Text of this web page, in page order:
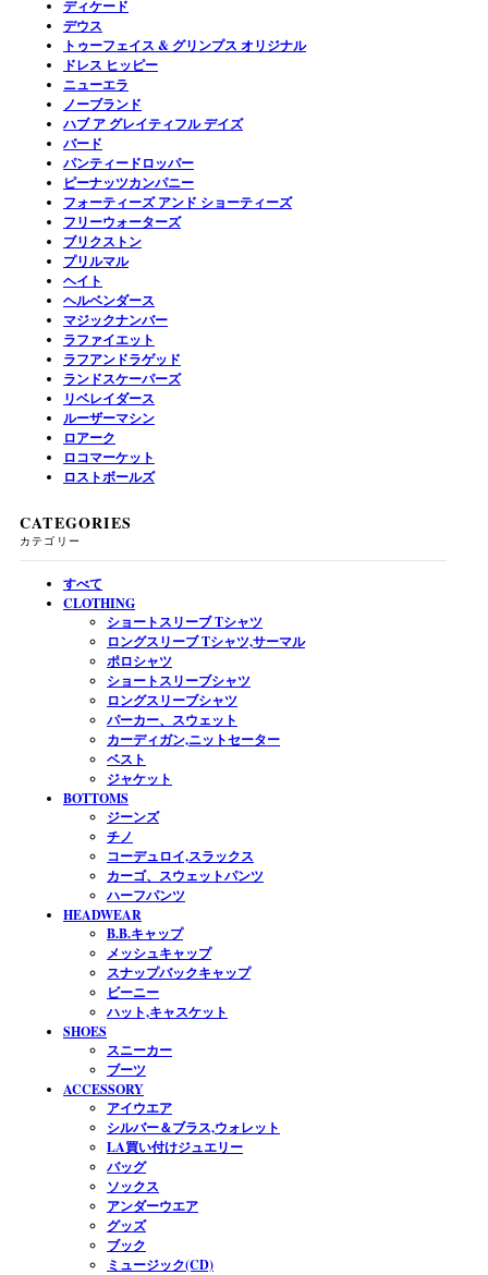
ディケード
デウス
トゥーフェイス & グリンプス オリジナル
ドレス ヒッピー
ニューエラ
ノーブランド
ハブ ア グレイティフル デイズ
バード
パンティードロッパー
ピーナッツカンパニー
フォーティーズ アンド ショーティーズ
フリーウォーターズ
ブリクストン
プリルマル
ヘイト
ヘルベンダース
マジックナンバー
ラファイエット
ラフアンドラゲッド
ランドスケーパーズ
リベレイダース
ルーザーマシン
ロアーク
ロコマーケット
ロストボールズ
CATEGORIES
カテゴリー
すべて
CLOTHING
ショートスリーブ Tシャツ
ロングスリーブ Tシャツ,サーマル
ポロシャツ
ショートスリーブシャツ
ロングスリーブシャツ
パーカー、スウェット
カーディガン,ニットセーター
ベスト
ジャケット
BOTTOMS
ジーンズ
チノ
コーデュロイ,スラックス
カーゴ、スウェットパンツ
ハーフパンツ
HEADWEAR
B.B.キャップ
メッシュキャップ
スナップバックキャップ
ビーニー
ハット,キャスケット
SHOES
スニーカー
ブーツ
ACCESSORY
アイウエア
シルバー＆ブラス,ウォレット
LA買い付けジュエリー
バッグ
ソックス
アンダーウエア
グッズ
ブック
ミュージック(CD)